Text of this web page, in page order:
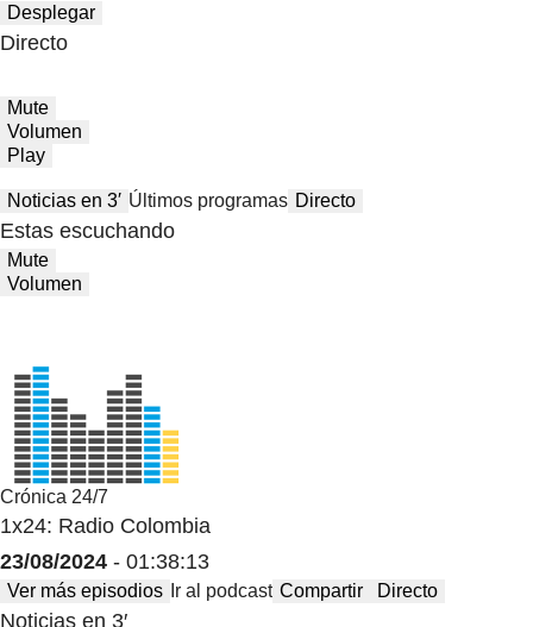
Desplegar
Directo
Mute
Volumen
Play
Noticias en 3′ Últimos programas Directo
Estas escuchando
Mute
Volumen
Crónica 24/7
1x24: Radio Colombia
23/08/2024 - 01:38:13
Ver más episodios Ir al podcast Compartir Directo
Noticias en 3′